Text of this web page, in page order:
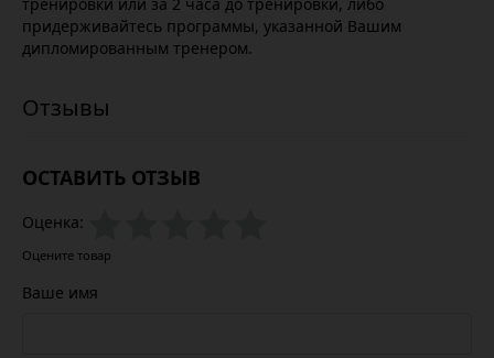
придерживайтесь программы, указанной Вашим
дипломированным тренером.
ОСТАВИТЬ ОТЗЫВ
Оценка:
Оцените товар
Ваше имя